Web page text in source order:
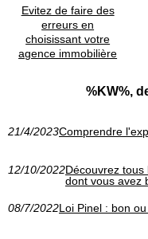
Evitez de faire des
erreurs en
choisissant votre
agence immobilière
%KW%,
21/4/2023Comprendre
12/10/2022Découvrez
dont vous avez
08/7/2022Loi Pinel : bon